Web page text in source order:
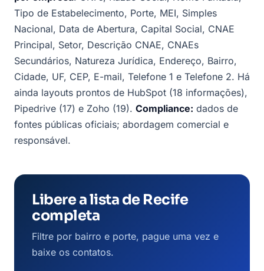
Tipo de Estabelecimento, Porte, MEI, Simples
Nacional, Data de Abertura, Capital Social, CNAE
Principal, Setor, Descrição CNAE, CNAEs
Secundários, Natureza Jurídica, Endereço, Bairro,
Cidade, UF, CEP, E-mail, Telefone 1 e Telefone 2. Há
ainda layouts prontos de HubSpot (18 informações),
Pipedrive (17) e Zoho (19). Compliance: dados de
fontes públicas oficiais; abordagem comercial e
responsável.
Libere a lista de Recife
completa
Filtre por bairro e porte, pague uma vez e
baixe os contatos.